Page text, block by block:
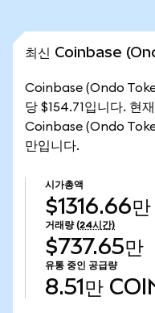
최신 Coinbase
Coinbase (Ondo
당 $154.71입니다. 현
Coinbase (Ondo
만입니다.
시가총액
$1316.66만
거래량 (24시간)
$737.65만
유통 중인 공급량
8.51만